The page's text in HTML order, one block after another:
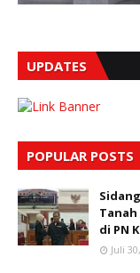
UPDATES
POPULAR POSTS
di PN
Juli